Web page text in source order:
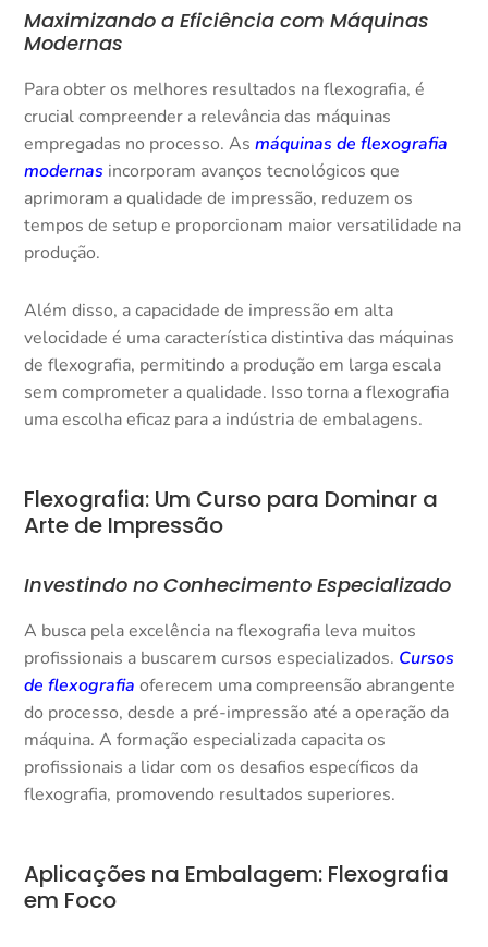
Maximizando a Eficiência com Máquinas
Modernas
Para obter os melhores resultados na flexografia, é
crucial compreender a relevância das máquinas
empregadas no processo. Asmáquinas de flexografia
modernas incorporam avanços tecnológicos que
aprimoram a qualidade de impressão, reduzem os
tempos de setup e proporcionam maior versatilidade na
produção.
Além disso, a capacidade de impressão em alta
velocidade é uma característica distintiva das máquinas
de flexografia, permitindo a produção em larga escala
sem comprometer a qualidade. Isso torna a flexografia
uma escolha eficaz para a indústria de embalagens.
Flexografia: Um Curso para Dominar a
Arte de Impressão
Investindo no Conhecimento Especializado
A busca pela excelência na flexografia leva muitos
profissionais a buscarem cursos especializados. Cursos
de flexografia oferecem uma compreensão abrangente
do processo, desde a pré-impressão até a operação da
máquina. A formação especializada capacita os
profissionais a lidar com os desafios específicos da
flexografia, promovendo resultados superiores.
Aplicações na Embalagem: Flexografia
em Foco